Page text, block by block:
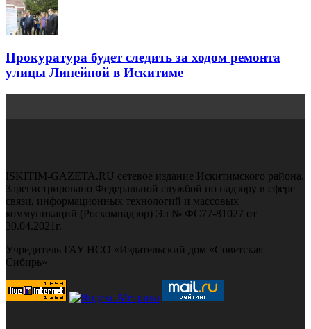
Прокуратура будет следить за ходом ремонта
улицы Линейной в Искитиме
ISKITIM-GAZETA.RU сетевое издание Искитимского района.
Зарегистрировано Федеральной службой по надзору в сфере
связи, информационных технологий и массовых
коммуникаций (Роскомнадзор) Эл № ФС77-81027 от
30.04.2021г.
Учредитель ГАУ НСО «Издательский дом «Советская
Сибирь»